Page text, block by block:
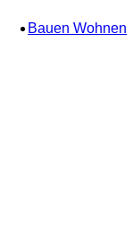
Bauen Wohnen